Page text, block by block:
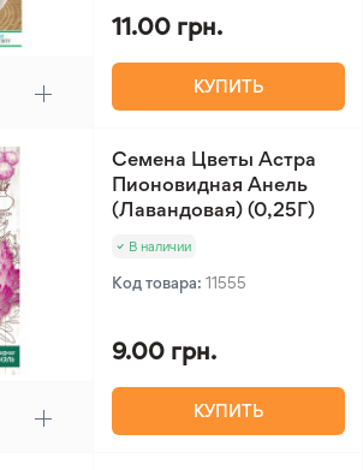
11.00 грн.
КУПИТЬ
Семена Цветы Астра
Пионовидная Анель
(Лавандовая) (0,25Г)
В наличии
Код товара: 11555
9.00 грн.
КУПИТЬ